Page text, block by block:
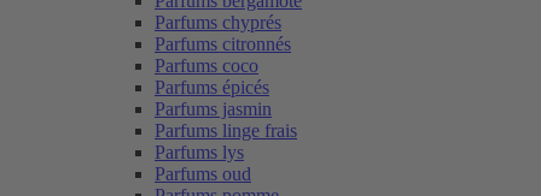
Parfums chyprés
Parfums citronnés
Parfums coco
Parfums épicés
Parfums jasmin
Parfums linge frais
Parfums lys
Parfums oud